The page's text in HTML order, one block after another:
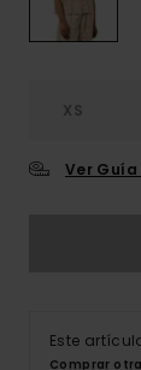
XS
Ver
Este
Comprar